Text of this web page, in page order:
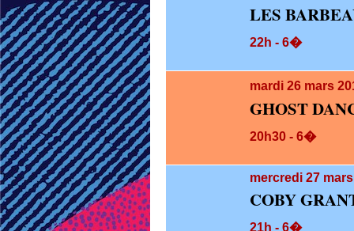
LES
22h - 6�
mardi 26 mars
GHOST
20h30 - 6�
mercredi 27
COBY
21h - 6�